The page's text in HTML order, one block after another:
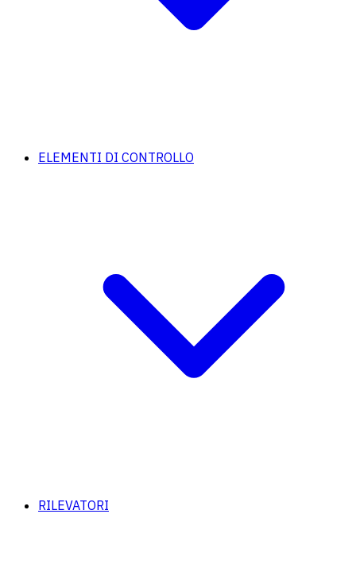
ELEMENTI DI CONTROLLO
RILEVATORI